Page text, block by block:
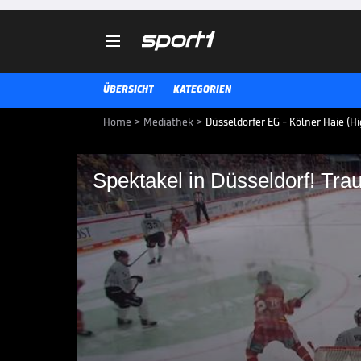

ÜBERSICHT KATEGORIEN
Home > Mediathek > Düsseldorfer EG - Kölner Haie
Spektakel in Düsseldorf!
Spektakel in
Rheinderby
Düsseldorfer EG - Kölner Haie:
DEL